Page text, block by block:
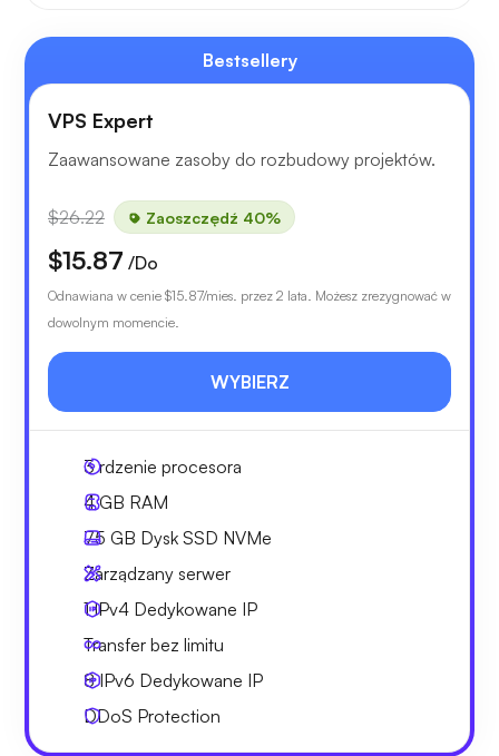
Bestsellery
VPS Expert
Zaawansowane zasoby do rozbudowy projektów.
$26.22 Zaoszczędź 40%
$15.87 /Do
Odnawiana w cenie $15.87/mies. przez 2 lata. Możesz zrezygnować w
dowolnym momencie.
WYBIERZ
3rdzenie procesora
4 GB RAM
75 GB Dysk SSD NVMe
Zarządzany serwer
1 IPv4 Dedykowane IP
Transfer bez limitu
8 IPv6 Dedykowane IP
DDoS Protection